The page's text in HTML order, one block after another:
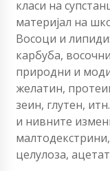
класи на
материјал на
Восоци и
карбуба,
природни и
желатин,
зеин, глутен,
и нивните
целулоза,